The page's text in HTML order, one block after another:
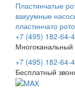
Пластинчатые
вакуумные
пластинчато
+7 (495) 182-64-
+7 (495) 182-64-
Бесплатный